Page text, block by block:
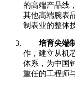
的高端产品线
其他高端腕表
制表业的整体
培育尖端
作，建立从机
体系，为中国
重任的工程师